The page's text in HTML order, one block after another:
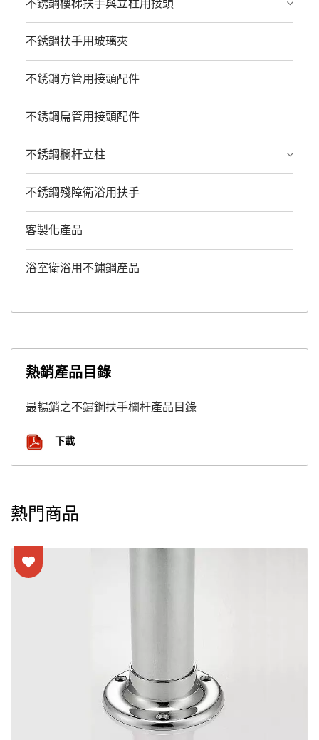
不銹鋼樓梯扶手與立柱用接頭
不銹鋼扶手用玻璃夾
不銹鋼方管用接頭配件
不銹鋼扁管用接頭配件
不銹鋼欄杆立柱
不銹鋼殘障衛浴用扶手
客製化產品
浴室衛浴用不鏽鋼產品
熱銷產品目錄
最暢銷之不鏽鋼扶手欄杆產品目錄
下載
熱門商品